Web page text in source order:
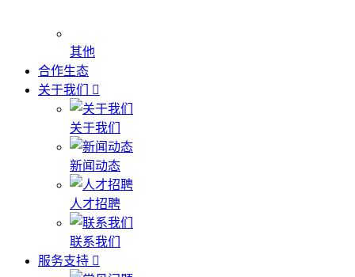
其他
合作生态
关于我们
关于我们
新闻动态
人才招聘
联系我们
服务支持